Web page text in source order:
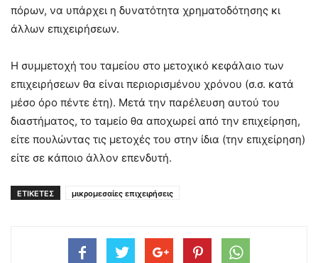
πόρων, να υπάρχει η δυνατότητα χρηματοδότησης κι
άλλων επιχειρήσεων.
Η συμμετοχή του ταμείου στο μετοχικό κεφάλαιο των
επιχειρήσεων θα είναι περιορισμένου χρόνου (σ.σ. κατά
μέσο όρο πέντε έτη). Μετά την παρέλευση αυτού του
διαστήματος, το ταμείο θα αποχωρεί από την επιχείρηση,
είτε πουλώντας τις μετοχές του στην ίδια (την επιχείρηση)
είτε σε κάποιο άλλον επενδυτή.
ΕΤΙΚΕΤΕΣ μικρομεσαίες επιχειρήσεις